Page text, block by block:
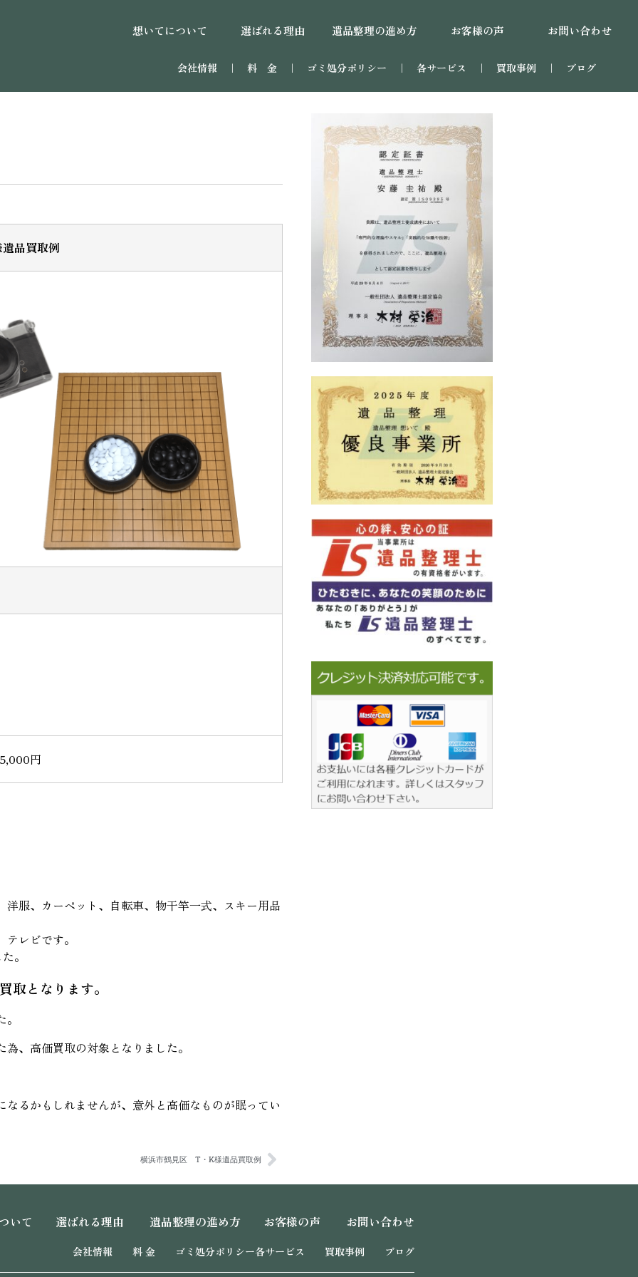
想いてについて 選ばれる理由 遺品整理の進め方 お客様の声 お問い合わせ
会社情報｜ 料 金｜ ゴミ処分ポリシー ｜ 各サービス ｜ 買取事例｜ ブログ
品買取例
円
服、カーペット、自転車、物干竿一式、スキー用品
レビです。
。
取となります。
、高価買取の対象となりました。
るかもしれませんが、意外と高価なものが眠ってい
横浜市鶴見区 T・K様遺品買取例
いて 選ばれる理由 遺品整理の進め方 お客様の声 お問い合わせ
会社情報 料 金 ゴミ処分ポリシー各サービス 買取事例 ブログ